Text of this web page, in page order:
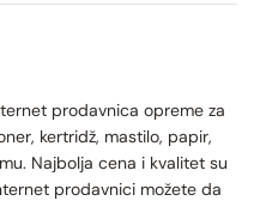
prodavnica opreme za
kertridž, mastilo, papir,
Najbolja cena i kvalitet su
prodavnici možete da